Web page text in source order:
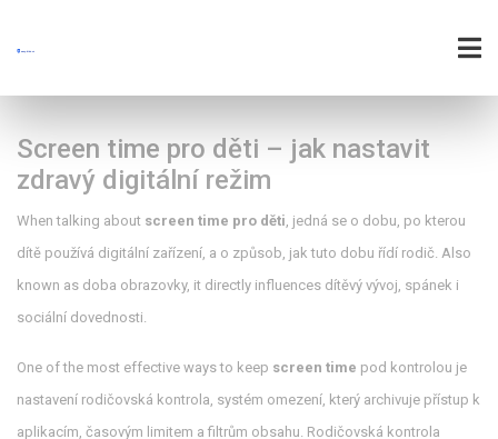
Screen time pro děti – jak nastavit
zdravý digitální režim
When talking about screen time pro děti, jedná se o dobu, po kterou
dítě používá digitální zařízení, a o způsob, jak tuto dobu řídí rodič. Also
known as doba obrazovky, it directly influences dítěvý vývoj, spánek i
sociální dovednosti.
One of the most effective ways to keep screen time pod kontrolou je
nastavení rodičovská kontrola, systém omezení, který archivuje přístup k
aplikacím, časovým limitem a filtrům obsahu. Rodičovská kontrola